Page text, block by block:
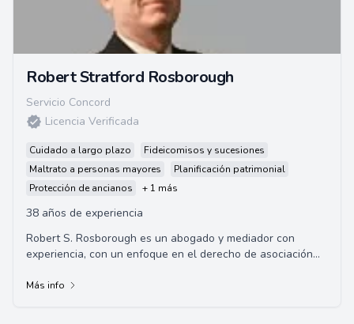
Robert Stratford Rosborough
Servicio Concord
Licencia Verificada
Cuidado a largo plazo
Fideicomisos y sucesiones
Maltrato a personas mayores
Planificación patrimonial
Protección de ancianos
+ 1 más
38 años de experiencia
Robert S. Rosborough es un abogado y mediador con
experiencia, con un enfoque en el derecho de asociación
Más info